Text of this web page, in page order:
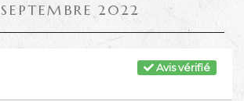
SEPTEMBRE 2022
Avis vérifié